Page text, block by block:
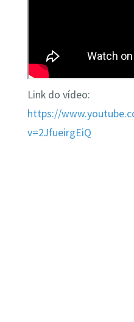
Link do vídeo:
https://
v=2JfueirgEiQ